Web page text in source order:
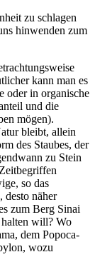
zu schlagen
hinwenden zum
kann man es
oder in organische
und die
mögen).
bleibt, allein
des Staubes, der
zu Stein
so das
desto näher
zum Berg Sinai
will? Wo
dem Popoca-
wozu